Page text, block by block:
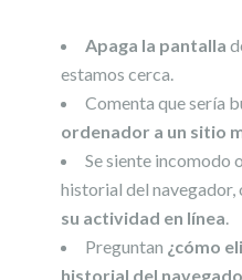
Apaga la pantalla
estamos cerca.
Comenta que sería
ordenador a un sitio
Se siente incomodo
historial del navegador,
su actividad en línea
Preguntan ¿cómo
historial del